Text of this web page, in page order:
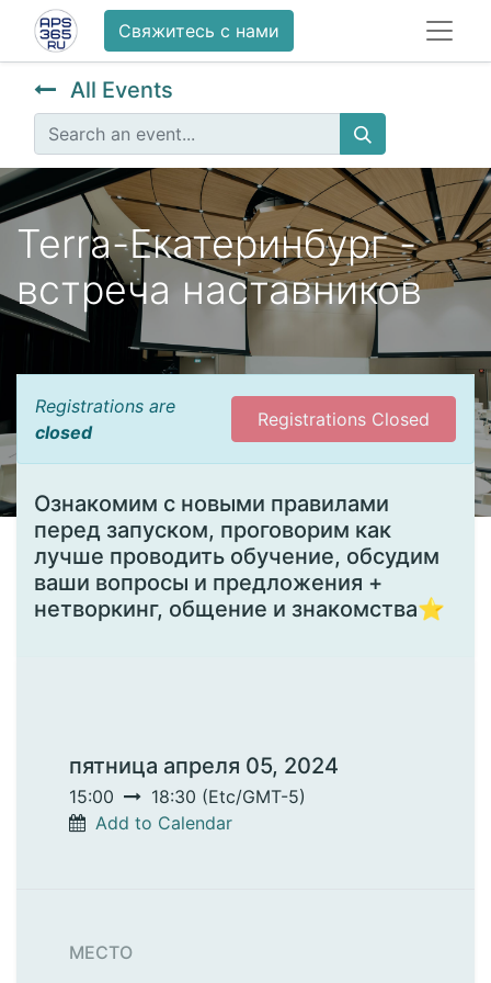
Свяжитесь с нами
All Events
Terra-Екатеринбург -
встреча наставников
Registrations are
closed
Registrations Closed
Ознакомим с новыми правилами
перед запуском, проговорим как
лучше проводить обучение, обсудим
ваши вопросы и предложения +
нетворкинг, общение и знакомства⭐️
пятница апреля 05, 2024
15:00 18:30 (Etc/GMT-5)
Add to Calendar
МЕСТО